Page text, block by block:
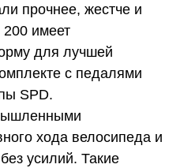
прочнее, жестче и
имеет
для лучшей
с педалями
SPD.
хода велосипеда и
усилий. Такие